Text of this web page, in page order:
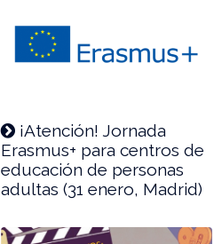
¡Atención! Jornada
Erasmus+ para centros de
educación de personas
adultas (31 enero, Madrid)